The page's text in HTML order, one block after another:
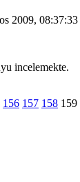
2009, 08:37:33
incelemekte.
156 157 158 159